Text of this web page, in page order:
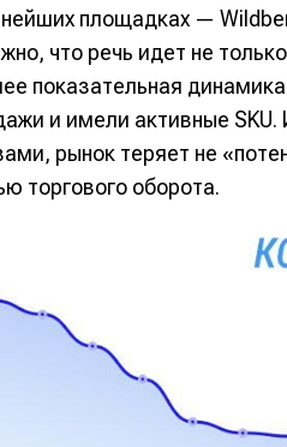
площадках —
что речь идет не
показательная
и имели активные
рынок теряет не
торгового оборота.